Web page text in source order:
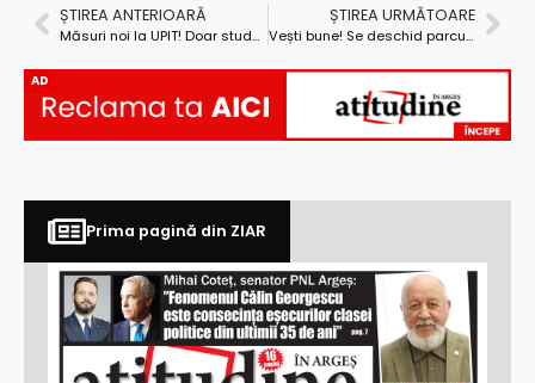
ȘTIREA ANTERIOARĂ
Măsuri noi la UPIT! Doar studenții străini și cei care lucrează sunt lăsați în căminul universității
ȘTIREA URMĂTOARE
Vești bune! Se deschid parcurile în Pitești
AD
Prima pagină din ZIAR